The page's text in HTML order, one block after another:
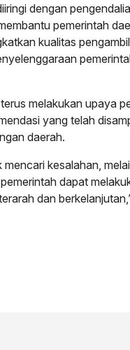
dengan
pemerintah
kualitas
melakukan upaya
yang telah
daerah.
kesalahan,
dapat
dan